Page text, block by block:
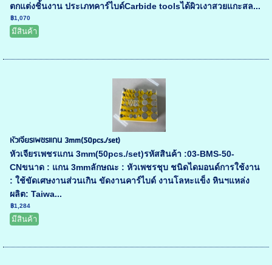
ตกแต่งชิ้นงาน ประเภทคาร์ไบด์Carbide toolsได้ผิวเงาสวยแกะสล...
฿1,070
มีสินค้า
หัวเจียรเพชรแกน 3mm(50pcs./set)
หัวเจียรเพชรแกน 3mm(50pcs./set)รหัสสินค้า :03-BMS-50-
CNขนาด : แกน 3mmลักษณะ : หัวเพชรชุบ ชนิดไดมอนด์การใช้งาน
: ใช้ขัดเศษงานส่วนเกิน ขัดงานคาร์ไบด์ งานโลหะแข็ง หินฯแหล่ง
ผลิต: Taiwa...
฿1,284
มีสินค้า